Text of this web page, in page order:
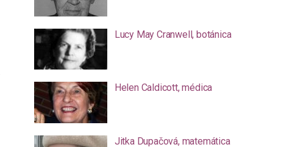
Lucy May Cranwell, botánica
Helen Caldicott, médica
Jitka Dupačová, matemática